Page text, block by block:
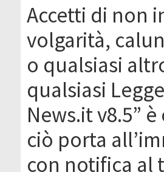
Accetti di non
volgarità,
o qualsiasi
qualsiasi
News.it v8.5”
ciò porta
con notifica al